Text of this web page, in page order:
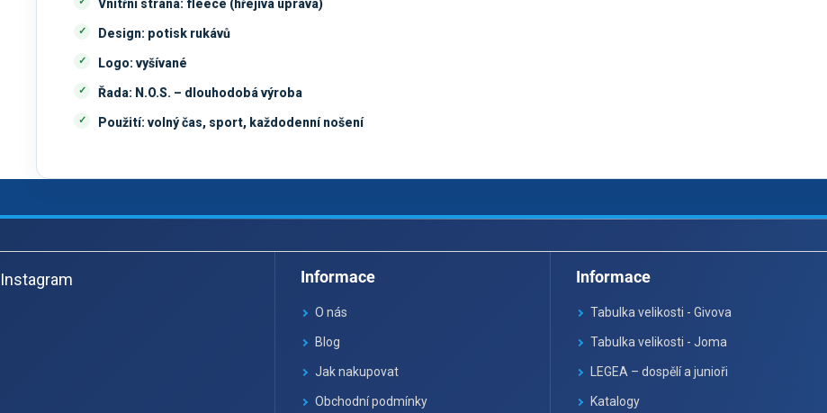
Vnitřní strana: fleece (hřejivá úprava)
Design: potisk rukávů
Logo: vyšívané
Řada: N.O.S. – dlouhodobá výroba
Použití: volný čas, sport, každodenní nošení
á
pInstagram Informace
O nás
Blog
Jak nakupovat
Obchodní podmínky
Informace
Tabulka velikosti - Givova
Tabulka velikosti - Joma
LEGEA – dospělí a junioři
Katalogy